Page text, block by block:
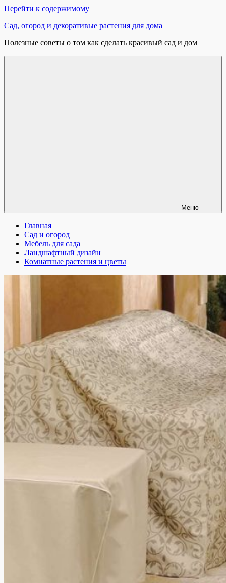
Перейти к содержимому
Сад, огород и декоративые растения для дома
Полезные советы о том как сделать красивый сад и дом
Меню
Главная
Сад и огород
Мебель для сада
Ландшафтный дизайн
Комнатные растения и цветы